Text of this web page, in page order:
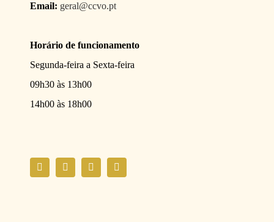
Email: geral@ccvo.pt
Horário de funcionamento
Segunda-feira a Sexta-feira
09h30 às 13h00
14h00 às 18h00